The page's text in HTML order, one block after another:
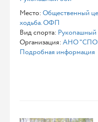
Место: Общественный
ходьба. ОФП
Вид спорта: Рукопашный
Организация: АНО
Подробная информация